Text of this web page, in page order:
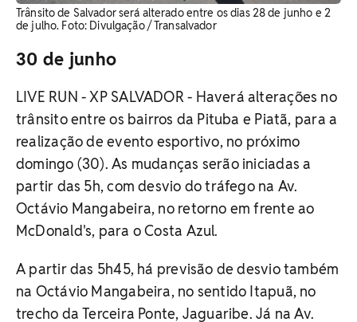
Trânsito de Salvador será alterado entre os dias 28 de junho e 2
de julho. Foto: Divulgação / Transalvador
30 de junho
LIVE RUN - XP SALVADOR - Haverá alterações no
trânsito entre os bairros da Pituba e Piatã, para a
realização de evento esportivo, no próximo
domingo (30). As mudanças serão iniciadas a
partir das 5h, com desvio do tráfego na Av.
Octávio Mangabeira, no retorno em frente ao
McDonald's, para o Costa Azul.
A partir das 5h45, há previsão de desvio também
na Octávio Mangabeira, no sentido Itapuã, no
trecho da Terceira Ponte, Jaguaribe. Já na Av.